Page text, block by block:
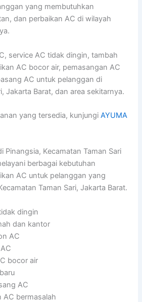
yang membutuhkan
dan perbaikan AC di wilayah
service AC tidak dingin, tambah
AC bocor air, pemasangan AC
AC untuk pelanggan di
Jakarta Barat, dan area sekitarnya.
yang tersedia, kunjungiAYUMA
Pinangsia, Kecamatan Taman Sari
berbagai kebutuhan
AC untuk pelanggan yang
Taman Sari, Jakarta Barat.
dingin
dan kantor
AC
bocor air
AC
AC bermasalah